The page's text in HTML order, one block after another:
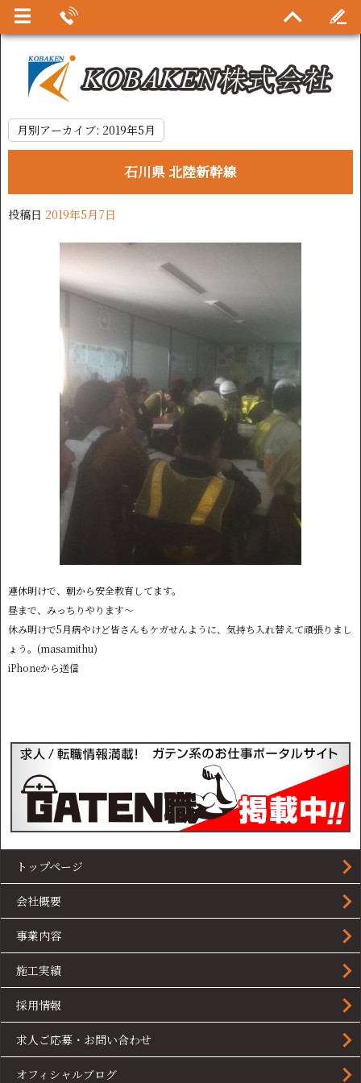
月別アーカイブ: 2019年5月
石川県 北陸新幹線
投稿日 2019年5月7日
連休明けで、朝から安全教育してます。
昼まで、みっちりやります〜
休み明けで5月病やけど皆さんもケガせんように、気持ち入れ替えて頑張りまし
ょう。(masamithu)
iPhoneから送信
トップページ
会社概要
事業内容
施工実績
採用情報
求人ご応募・お問い合わせ
オフィシャルブログ